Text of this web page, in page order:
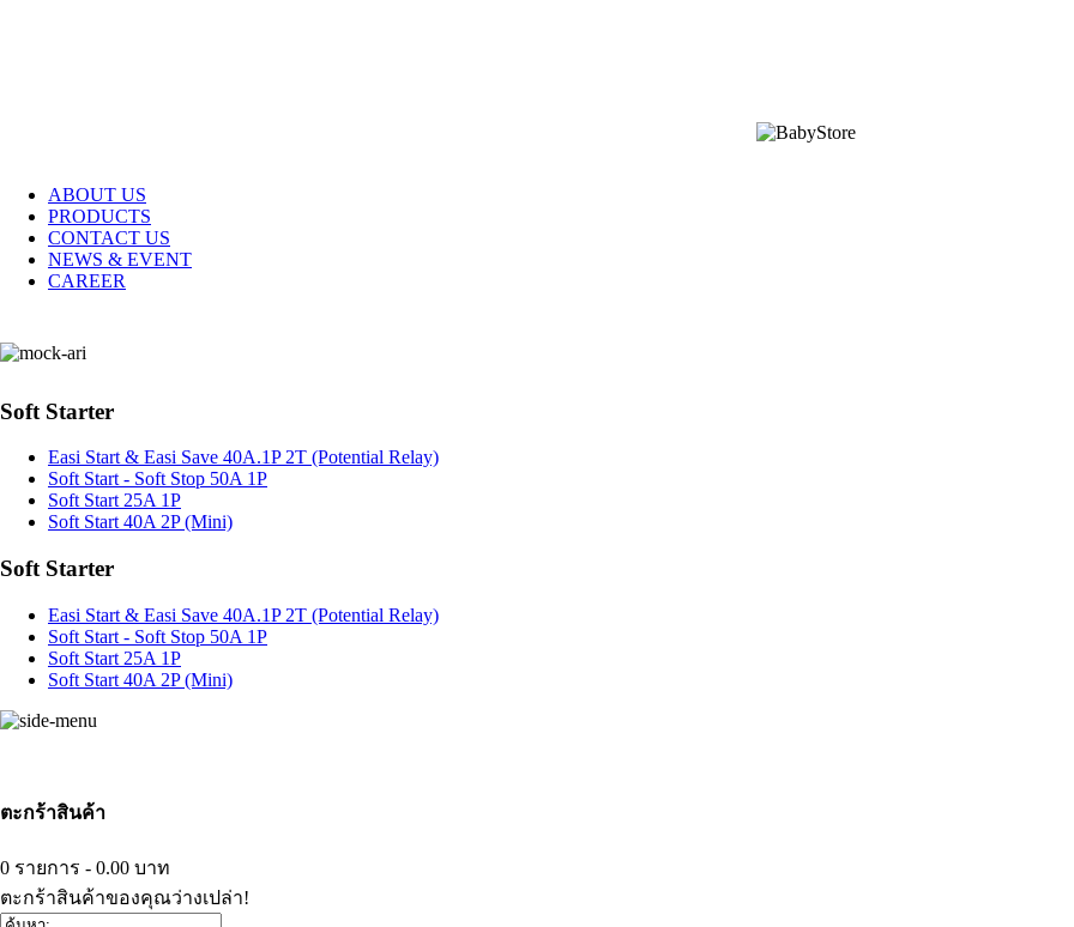
ABOUT US
PRODUCTS
CONTACT US
NEWS & EVENT
CAREER
Soft Starter
Easi Start & Easi Save 40A.1P 2T (Potential Relay)
Soft Start - Soft Stop 50A 1P
Soft Start 25A 1P
Soft Start 40A 2P (Mini)
Soft Starter
Easi Start & Easi Save 40A.1P 2T (Potential Relay)
Soft Start - Soft Stop 50A 1P
Soft Start 25A 1P
Soft Start 40A 2P (Mini)
ตะกร้าสินค้า
0 รายการ - 0.00 บาท
ตะกร้าสินค้าของคุณว่างเปล่า!